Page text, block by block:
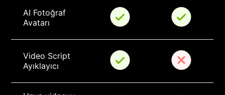
AI Fotoğraf
Avatarı
Video Script
Ayıklayıcı